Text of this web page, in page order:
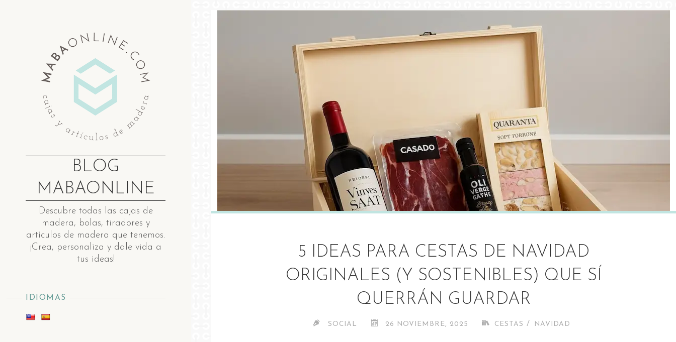
BLOG
MABAONLINE
Descubre ​t​odas las cajas de
madera​, bolas, tiradores y
artículos de madera ​q​ue tenemos.
¡Crea, personaliza y dale vida a
tus ideas!
IDIOMAS
5 IDEAS PARA CESTAS DE NAVIDAD
ORIGINALES (Y SOSTENIBLES) QUE SÍ
QUERRÁN GUARDAR
SOCIAL 26 NOVIEMBRE, 2025 CESTAS / NAVIDAD